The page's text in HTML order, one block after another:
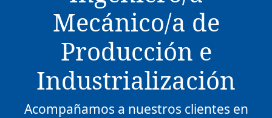
Mecánico/a de
Producción e
Industrialización
Acompañamos a nuestros clientes en